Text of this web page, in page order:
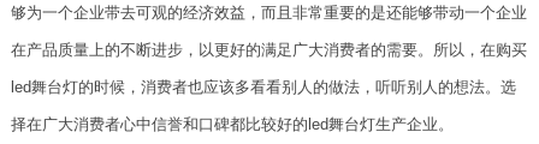
够为一个企业带去可观的经济效益，而且非常重要的是还能够带动一个企业
在产品质量上的不断进步，以更好的满足广大消费者的需要。所以，在购买
led舞台灯的时候，消费者也应该多看看别人的做法，听听别人的想法。选
择在广大消费者心中信誉和口碑都比较好的led舞台灯生产企业。